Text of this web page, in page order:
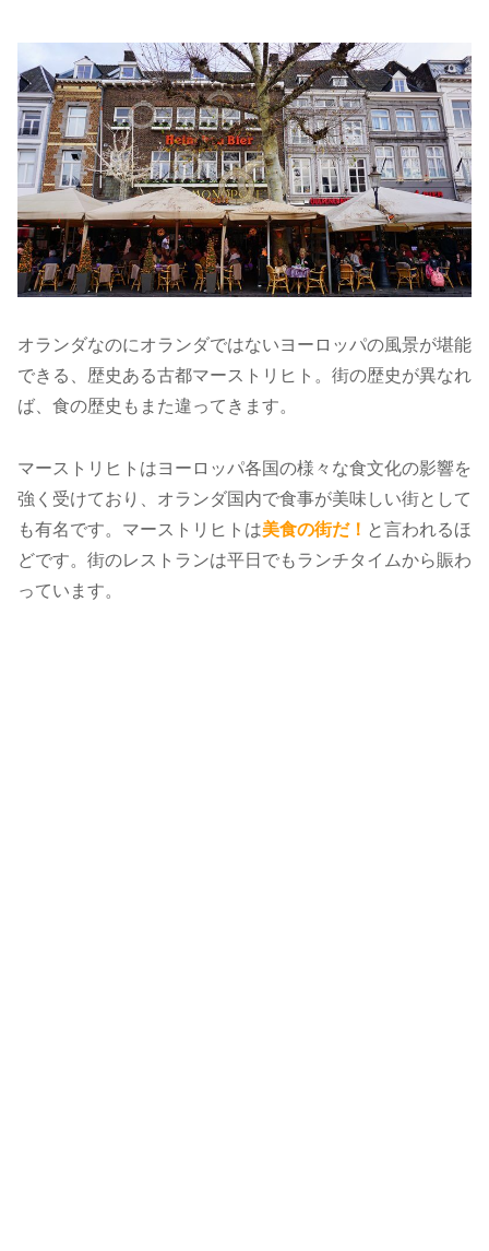
オランダなのにオランダではないヨーロッパの風景が堪能
できる、歴史ある古都マーストリヒト。街の歴史が異なれ
ば、食の歴史もまた違ってきます。
マーストリヒトはヨーロッパ各国の様々な食文化の影響を
強く受けており、オランダ国内で食事が美味しい街として
も有名です。マーストリヒトは美食の街だ！ と言われるほ
どです。街のレストランは平日でもランチタイムから賑わ
っています。